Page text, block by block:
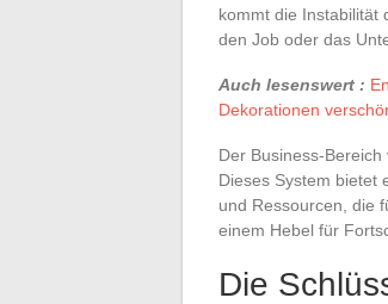
kommt die Instabilität
den Job oder das
Auch lesenswert :
Dekorationen
Der Business-Bereich
Dieses System bietet
und Ressourcen, die
einem Hebel für
Die